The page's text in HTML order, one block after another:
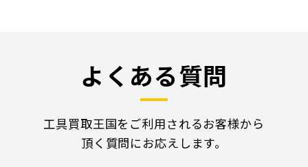
よくある質問
工具買取王国をご利用されるお客様から
頂く質問にお応えします。